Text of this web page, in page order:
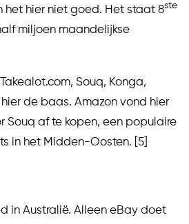
het hier niet goed. Het staat 8ste
miljoen maandelijkse
Souq, Konga,
de baas. Amazon vond hier
Souq af te kopen, een populaire
in het Midden-Oosten. [5]
in Australië. Alleen eBay doet